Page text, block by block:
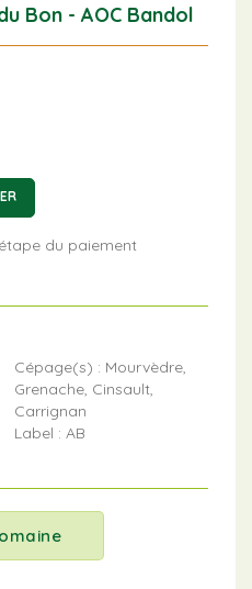
Bon - AOC Bandol
du paiement
Cépage(s) : Mourvèdre,
Grenache, Cinsault,
Carrignan
Label : AB